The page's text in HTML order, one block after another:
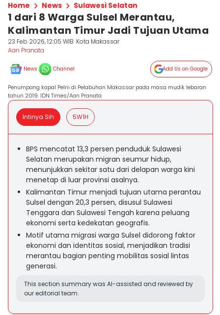
Home News Sulawesi Selatan
1 dari 8 Warga Sulsel Merantau,
Kalimantan Timur Jadi Tujuan Utama
23 Feb 2026, 12:05 WIB Kota Makassar
Aan Pranata
News Channel Add Us on Google
Penumpang kapal Pelni di Pelabuhan Makassar pada masa mudik lebaran
tahun 2019. IDN Times/Aan Pranata
Intinya Sih 5W1H
BPS mencatat 13,3 persen penduduk Sulawesi
Selatan merupakan migran seumur hidup,
menunjukkan sekitar satu dari delapan warga kini
menetap di luar provinsi asalnya.
Kalimantan Timur menjadi tujuan utama perantau
Sulsel dengan 20,3 persen, disusul Sulawesi
Tenggara dan Sulawesi Tengah karena peluang
ekonomi serta kedekatan geografis.
Motif utama migrasi warga Sulsel didorong faktor
ekonomi dan identitas sosial, menjadikan tradisi
merantau bagian penting mobilitas sosial lintas
generasi.
This section summary was AI-assisted and reviewed by
our editorial team.